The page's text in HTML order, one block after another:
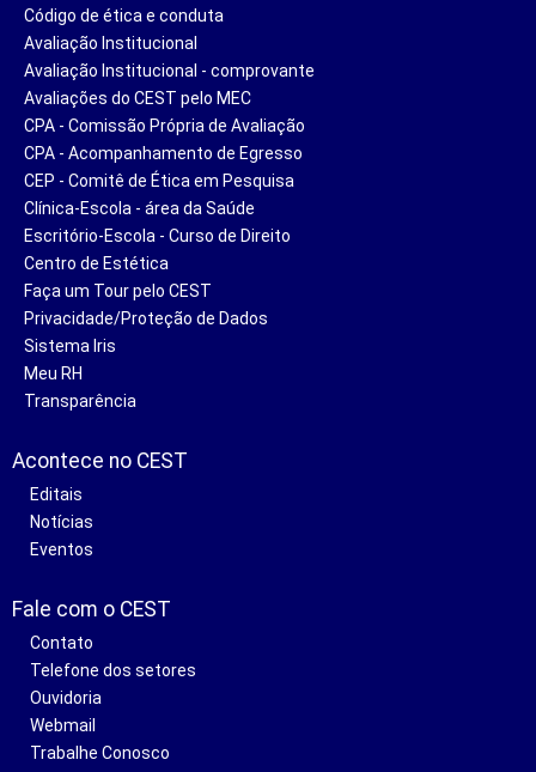
Código de ética e conduta
Avaliação Institucional
Avaliação Institucional - comprovante
Avaliações do CEST pelo MEC
CPA - Comissão Própria de Avaliação
CPA - Acompanhamento de Egresso
CEP - Comitê de Ética em Pesquisa
Clínica-Escola - área da Saúde
Escritório-Escola - Curso de Direito
Centro de Estética
Faça um Tour pelo CEST
Privacidade/Proteção de Dados
Sistema Iris
Meu RH
Transparência
Acontece no CEST
Editais
Notícias
Eventos
Fale com o CEST
Contato
Telefone dos setores
Ouvidoria
Webmail
Trabalhe Conosco